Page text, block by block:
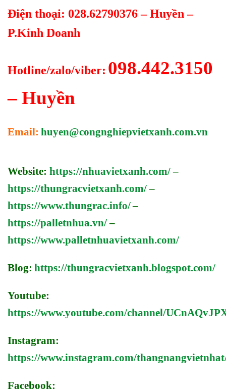
Điện thoại: 028.62790376 – Huyền –
P.Kinh Doanh
Hotline/zalo/viber: 098.442.3150
– Huyền
Email: huyen@congnghiepvietxanh.com.vn
Website: https://nhuavietxanh.com/–
https://thungracvietxanh.com/–
https://www.thungrac.info/–
https://palletnhua.vn/–
https://www.palletnhuavietxanh.com/
Blog: https://thungracvietxanh.blogspot.com/
Youtube:
https://www.youtube.com/channel/
Instagram:
https://www.instagram.com/
Facebook: